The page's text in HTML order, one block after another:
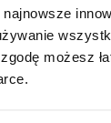
możesz
Oznacza to
ale również realne